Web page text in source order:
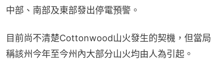
中部、南部及東部發出停電預警。
目前尚不清楚Cottonwood山火發生的契機，但當局
稱該州今年至今州內大部分山火均由人為引起。